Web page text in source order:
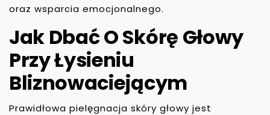
oraz wsparcia emocjonalnego.
Jak Dbać O Skórę Głowy
Przy Łysieniu
Bliznowaciejącym
Prawidłowa pielęgnacja skóry głowy jest